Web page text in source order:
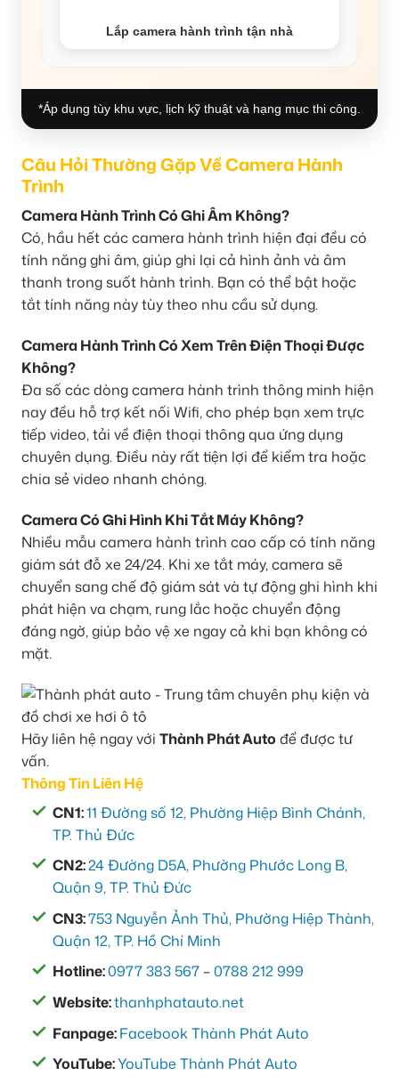
Lắp camera hành trình tận nhà
*Áp dụng tùy khu vực, lịch kỹ thuật và hạng mục thi công.
Câu Hỏi Thường Gặp Về Camera Hành
Trình
Camera Hành Trình Có Ghi Âm Không?
Có, hầu hết các camera hành trình hiện đại đều có
tính năng ghi âm, giúp ghi lại cả hình ảnh và âm
thanh trong suốt hành trình. Bạn có thể bật hoặc
tắt tính năng này tùy theo nhu cầu sử dụng.
Camera Hành Trình Có Xem Trên Điện Thoại Được
Không?
Đa số các dòng camera hành trình thông minh hiện
nay đều hỗ trợ kết nối Wifi, cho phép bạn xem trực
tiếp video, tải về điện thoại thông qua ứng dụng
chuyên dụng. Điều này rất tiện lợi để kiểm tra hoặc
chia sẻ video nhanh chóng.
Camera Có Ghi Hình Khi Tắt Máy Không?
Nhiều mẫu camera hành trình cao cấp có tính năng
giám sát đỗ xe 24/24. Khi xe tắt máy, camera sẽ
chuyển sang chế độ giám sát và tự động ghi hình khi
phát hiện va chạm, rung lắc hoặc chuyển động
đáng ngờ, giúp bảo vệ xe ngay cả khi bạn không có
mặt.
Hãy liên hệ ngay với Thành Phát Auto để được tư
vấn.
Thông Tin Liên Hệ
CN1:11 Đường số 12, Phường Hiệp Bình Chánh,
TP. Thủ Đức
CN2:24 Đường D5A, Phường Phước Long B,
Quận 9, TP. Thủ Đức
CN3:753 Nguyễn Ảnh Thủ, Phường Hiệp Thành,
Quận 12, TP. Hồ Chí Minh
Hotline:0977 383 567 –0788 212 999
Website:thanhphatauto.net
Fanpage:Facebook Thành Phát Auto
YouTube:YouTube Thành Phát Auto